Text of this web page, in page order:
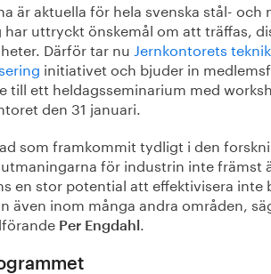
är aktuella för hela svenska stål-
uttryckt önskemål om att träffas,
Därför tar nu Jernkontorets
initiativet och bjuder in
till ett heldagsseminarium med
den 31 januari.
som framkommit tydligt i den
för industrin inte främst
en stor potential att effektivisera inte
även inom många andra områden,
Per Engdahl .